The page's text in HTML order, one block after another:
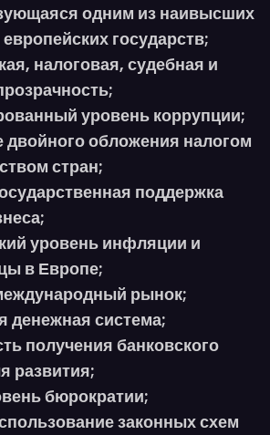
одним из наивысших
государств;
налоговая, судебная и
уровень коррупции;
двойного обложения налогом
стран;
поддержка
уровень инфляции и
в Европе;
рынок;
денежная система;
получения банковского
развития;
бюрократии;
законных схем